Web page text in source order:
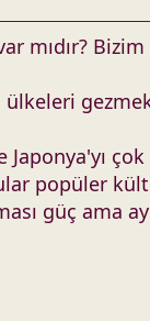
mıdır?
ülkeleri
Japonya'yı
popüler
güç ama